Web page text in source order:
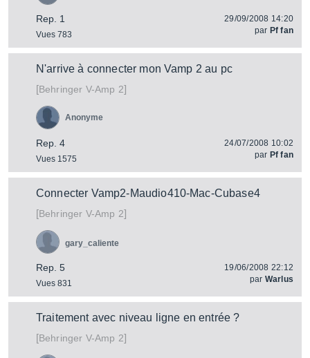
Rep. 1
Vues 783
29/09/2008 14:20
par Pf fan
N'arrive à connecter mon Vamp 2 au pc
[Behringer V-Amp 2]
Rep. 4
Vues 1575
Anonyme
24/07/2008 10:02
par Pf fan
Connecter Vamp2-Maudio410-Mac-Cubase4
[Behringer V-Amp 2]
Rep. 5
Vues 831
gary_caliente
19/06/2008 22:12
par Warlus
Traitement avec niveau ligne en entrée ?
[Behringer V-Amp 2]